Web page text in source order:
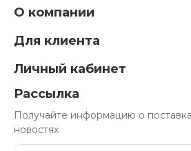
О компании
Для клиента
Личный кабинет
Рассылка
Получайте информацию о
новостях